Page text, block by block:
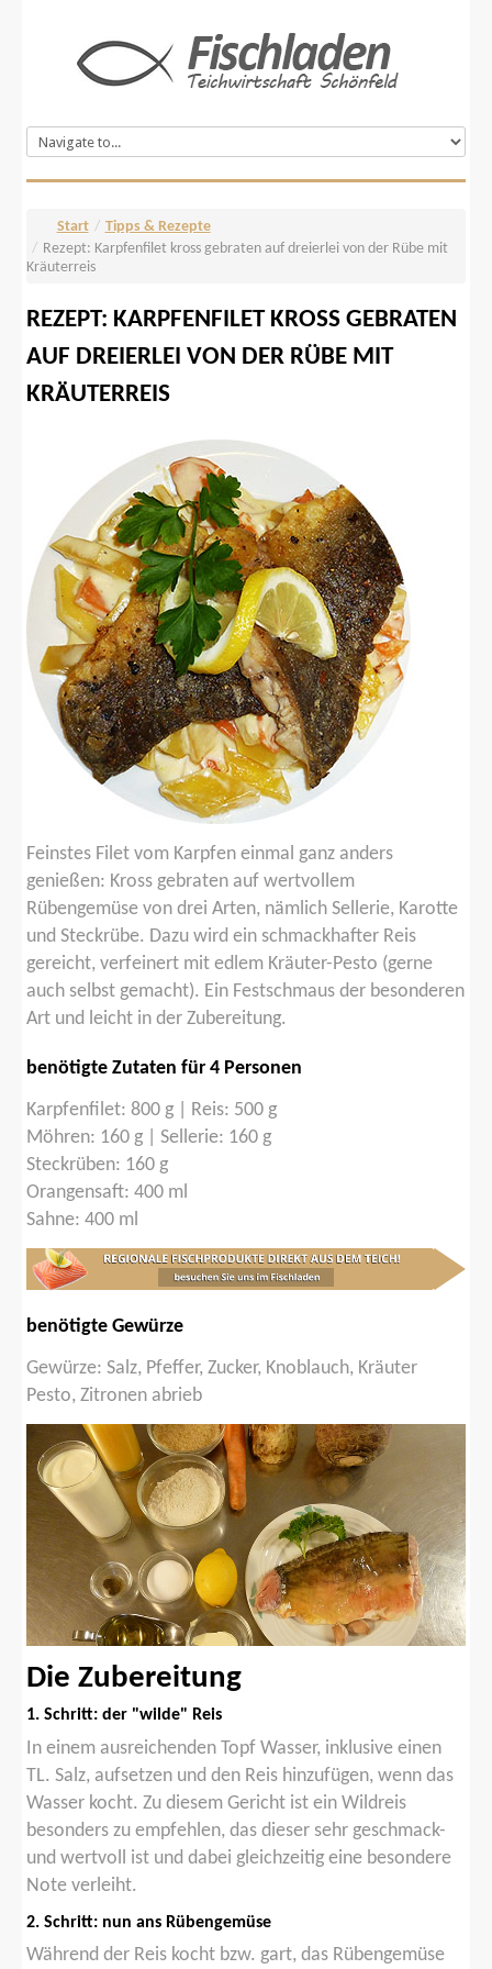
Start / Tipps & Rezepte
/ Rezept: Karpfenfilet kross gebraten auf dreierlei von der Rübe mit
Kräuterreis
REZEPT: KARPFENFILET KROSS GEBRATEN
AUF DREIERLEI VON DER RÜBE MIT
KRÄUTERREIS
Feinstes Filet vom Karpfen einmal ganz anders
genießen: Kross gebraten auf wertvollem
Rübengemüse von drei Arten, nämlich Sellerie, Karotte
und Steckrübe. Dazu wird ein schmackhafter Reis
gereicht, verfeinert mit edlem Kräuter-Pesto (gerne
auch selbst gemacht). Ein Festschmaus der besonderen
Art und leicht in der Zubereitung.
benötigte Zutaten für 4 Personen
Karpfenfilet: 800 g | Reis: 500 g
Möhren: 160 g |Sellerie: 160 g
Steckrüben: 160 g
Orangensaft: 400 ml
Sahne: 400 ml
benötigte Gewürze
Gewürze: Salz, Pfeffer, Zucker, Knoblauch, Kräuter
Pesto, Zitronen abrieb
Die Zubereitung
1. Schritt: der "wilde" Reis
In einem ausreichenden Topf Wasser, inklusive einen
TL. Salz, aufsetzen und den Reis hinzufügen, wenn das
Wasser kocht. Zu diesem Gericht ist ein Wildreis
besonders zu empfehlen, das dieser sehr geschmack-
und wertvoll ist und dabei gleichzeitig eine besondere
Note verleiht.
2. Schritt: nun ans Rübengemüse
Während der Reis kocht bzw. gart, das Rübengemüse